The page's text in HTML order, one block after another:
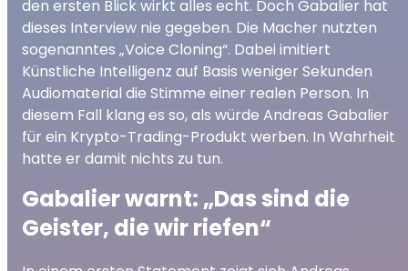
den ersten Blick wirkt alles echt. Doch Gabalier hat
dieses Interview nie gegeben. Die Macher nutzten
sogenanntes „Voice Cloning“. Dabei imitiert
Künstliche Intelligenz auf Basis weniger Sekunden
Audiomaterial die Stimme einer realen Person. In
diesem Fall klang es so, als würde Andreas Gabalier
für ein Krypto-Trading-Produkt werben. In Wahrheit
hatte er damit nichts zu tun.
Gabalier warnt: „Das sind die
Geister, die wir riefen“